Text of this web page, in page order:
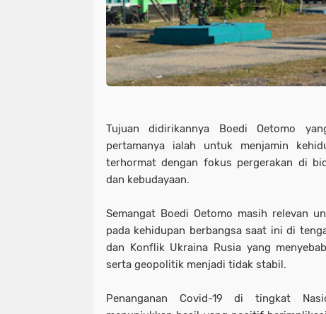
Tujuan didirikannya Boedi Oetomo
pertamanya ialah untuk menjamin
terhormat dengan fokus pergerakan di
dan kebudayaan.
Semangat Boedi Oetomo masih relevan
pada kehidupan berbangsa saat ini di
dan Konflik Ukraina Rusia yang
serta geopolitik menjadi tidak stabil.
Penanganan Covid-19 di tingkat